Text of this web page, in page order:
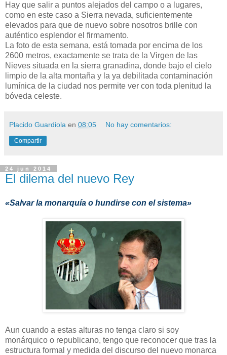
Hay que salir a puntos alejados del campo o a lugares,
como en este caso a Sierra nevada, suficientemente
elevados para que de nuevo sobre nosotros brille con
auténtico esplendor el firmamento.
La foto de esta semana, está tomada por encima de los
2600 metros, exactamente se trata de la Virgen de las
Nieves situada en la sierra granadina, donde bajo el cielo
limpio de la alta montaña y la ya debilitada contaminación
lumínica de la ciudad nos permite ver con toda plenitud la
bóveda celeste.
Placido Guardiola en 08:05 No hay comentarios:
Compartir
24 jun 2014
El dilema del nuevo Rey
«Salvar la monarquía o hundirse con el sistema»
Aun cuando a estas alturas no tenga claro si soy
monárquico o republicano, tengo que reconocer que tras la
estructura formal y medida del discurso del nuevo monarca